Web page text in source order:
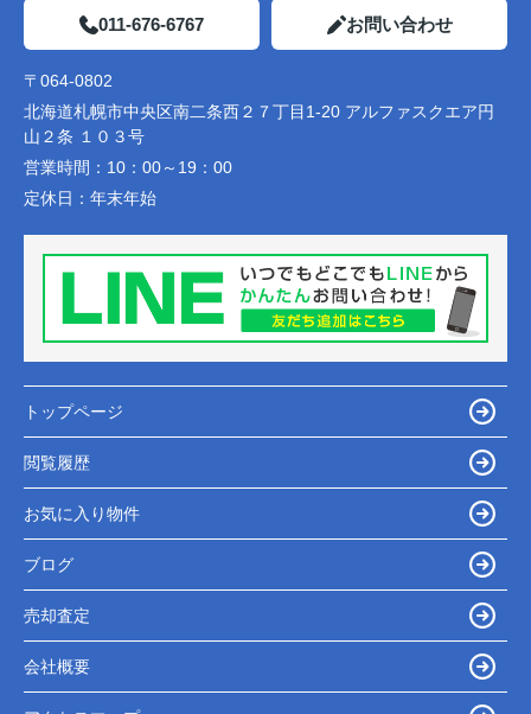
011-676-6767 お問い合わせ
〒064-0802
北海道札幌市中央区南二条西２７丁目1-20 アルファスクエア円
山２条 １０３号
営業時間： 10：00～19：00
定休日： 年末年始
トップページ
閲覧履歴
お気に入り物件
ブログ
売却査定
会社概要